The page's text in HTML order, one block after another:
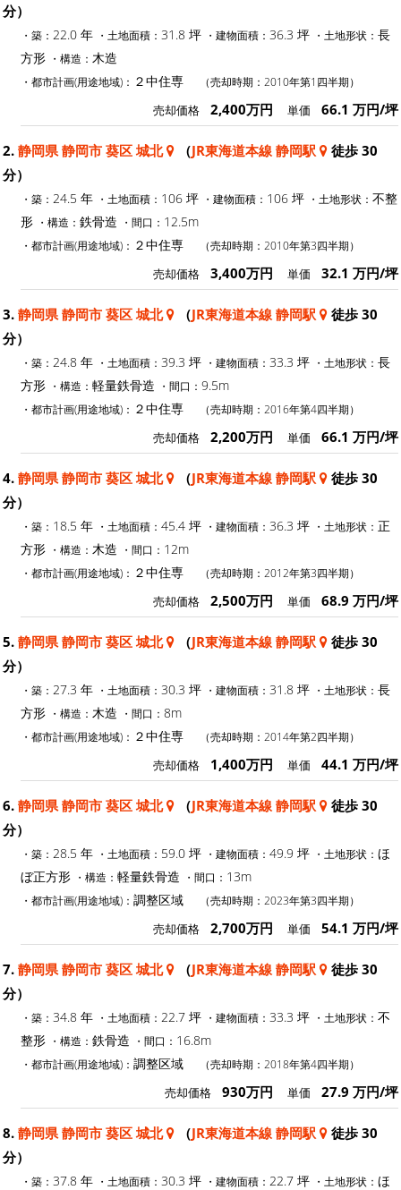
分）
・築： 22.0 年 ・土地面積： 31.8 坪 ・建物面積： 36.3 坪 ・土地形状： 長
方形 ・構造： 木造
・都市計画(用途地域)： ２中住専 （売却時期：2010年第1四半期）
売却価格 2,400万円 単価 66.1 万円/坪
2. 静岡県 静岡市 葵区 城北 （JR東海道本線 静岡駅
徒歩 30
分）
・築： 24.5 年 ・土地面積： 106 坪 ・建物面積： 106 坪 ・土地形状： 不整
形 ・構造： 鉄骨造 ・間口： 12.5m
・都市計画(用途地域)： ２中住専 （売却時期：2010年第3四半期）
売却価格 3,400万円 単価 32.1 万円/坪
3. 静岡県 静岡市 葵区 城北 （JR東海道本線 静岡駅
徒歩 30
分）
・築： 24.8 年 ・土地面積： 39.3 坪 ・建物面積： 33.3 坪 ・土地形状： 長
方形 ・構造： 軽量鉄骨造 ・間口： 9.5m
・都市計画(用途地域)： ２中住専 （売却時期：2016年第4四半期）
売却価格 2,200万円 単価 66.1 万円/坪
4. 静岡県 静岡市 葵区 城北 （JR東海道本線 静岡駅
徒歩 30
分）
・築： 18.5 年 ・土地面積： 45.4 坪 ・建物面積： 36.3 坪 ・土地形状： 正
方形 ・構造： 木造 ・間口： 12m
・都市計画(用途地域)： ２中住専 （売却時期：2012年第3四半期）
売却価格 2,500万円 単価 68.9 万円/坪
5. 静岡県 静岡市 葵区 城北 （JR東海道本線 静岡駅
徒歩 30
分）
・築： 27.3 年 ・土地面積： 30.3 坪 ・建物面積： 31.8 坪 ・土地形状： 長
方形 ・構造： 木造 ・間口： 8m
・都市計画(用途地域)： ２中住専 （売却時期：2014年第2四半期）
売却価格 1,400万円 単価 44.1 万円/坪
6. 静岡県 静岡市 葵区 城北 （JR東海道本線 静岡駅
徒歩 30
分）
・築： 28.5 年 ・土地面積： 59.0 坪 ・建物面積： 49.9 坪 ・土地形状： ほ
ぼ正方形 ・構造： 軽量鉄骨造 ・間口： 13m
・都市計画(用途地域)： 調整区域 （売却時期：2023年第3四半期）
売却価格 2,700万円 単価 54.1 万円/坪
7. 静岡県 静岡市 葵区 城北 （JR東海道本線 静岡駅
徒歩 30
分）
・築： 34.8 年 ・土地面積： 22.7 坪 ・建物面積： 33.3 坪 ・土地形状： 不
整形 ・構造： 鉄骨造 ・間口： 16.8m
・都市計画(用途地域)： 調整区域 （売却時期：2018年第4四半期）
売却価格 930万円 単価 27.9 万円/坪
8. 静岡県 静岡市 葵区 城北 （JR東海道本線 静岡駅
徒歩 30
分）
・築： 37.8 年 ・土地面積： 30.3 坪 ・建物面積： 22.7 坪 ・土地形状： ほ